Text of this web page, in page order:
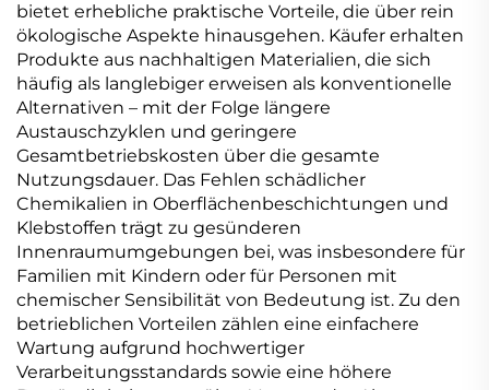
bietet erhebliche praktische Vorteile, die über rein
ökologische Aspekte hinausgehen. Käufer erhalten
Produkte aus nachhaltigen Materialien, die sich
häufig als langlebiger erweisen als konventionelle
Alternativen – mit der Folge längere
Austauschzyklen und geringere
Gesamtbetriebskosten über die gesamte
Nutzungsdauer. Das Fehlen schädlicher
Chemikalien in Oberflächenbeschichtungen und
Klebstoffen trägt zu gesünderen
Innenraumumgebungen bei, was insbesondere für
Familien mit Kindern oder für Personen mit
chemischer Sensibilität von Bedeutung ist. Zu den
betrieblichen Vorteilen zählen eine einfachere
Wartung aufgrund hochwertiger
Verarbeitungsstandards sowie eine höhere